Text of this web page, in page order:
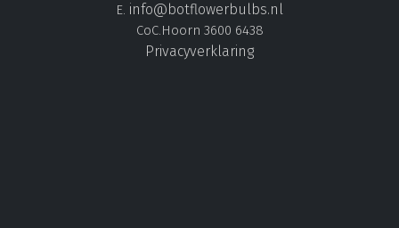
E. info@botflowerbulbs.nl
CoC.Hoorn 3600 6438
Privacyverklaring